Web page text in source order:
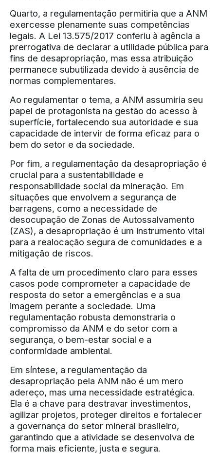
Quarto, a regulamentação permitiria que a ANM
exercesse plenamente suas competências
legais. A Lei 13.575/2017 conferiu à agência a
prerrogativa de declarar a utilidade pública para
fins de desapropriação, mas essa atribuição
permanece subutilizada devido à ausência de
normas complementares.
Ao regulamentar o tema, a ANM assumiria seu
papel de protagonista na gestão do acesso à
superfície, fortalecendo sua autoridade e sua
capacidade de intervir de forma eficaz para o
bem do setor e da sociedade.
Por fim, a regulamentação da desapropriação é
crucial para a sustentabilidade e
responsabilidade social da mineração. Em
situações que envolvem a segurança de
barragens, como a necessidade de
desocupação de Zonas de Autossalvamento
(ZAS), a desapropriação é um instrumento vital
para a realocação segura de comunidades e a
mitigação de riscos.
A falta de um procedimento claro para esses
casos pode comprometer a capacidade de
resposta do setor a emergências e a sua
imagem perante a sociedade. Uma
regulamentação robusta demonstraria o
compromisso da ANM e do setor com a
segurança, o bem-estar social e a
conformidade ambiental.
Em síntese, a regulamentação da
desapropriação pela ANM não é um mero
adereço, mas uma necessidade estratégica.
Ela é a chave para destravar investimentos,
agilizar projetos, proteger direitos e fortalecer
a governança do setor mineral brasileiro,
garantindo que a atividade se desenvolva de
forma mais eficiente, justa e segura.